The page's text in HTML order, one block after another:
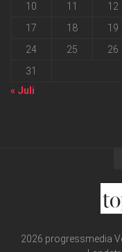
10
11 12
17
18 19
24
25 26
31
« Juli
2026 progressmedia